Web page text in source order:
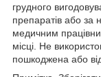
грудного
препаратів або за
медичним
місці. Не
пошкоджена або